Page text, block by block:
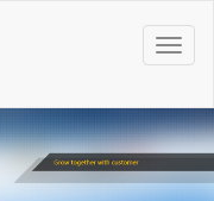
T
o
g
l
n